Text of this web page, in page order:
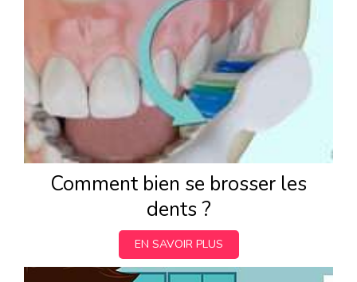
Comment bien se brosser les
dents ?
EN SAVOIR PLUS